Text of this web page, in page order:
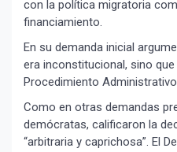
con la política migratoria
financiamiento.
En su demanda inicial
era inconstitucional, sino
Procedimiento
Como en otras demandas
demócratas, calificaron la
“arbitraria y caprichosa”. El